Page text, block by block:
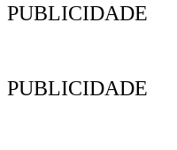
PUBLICIDADE
PUBLICIDADE